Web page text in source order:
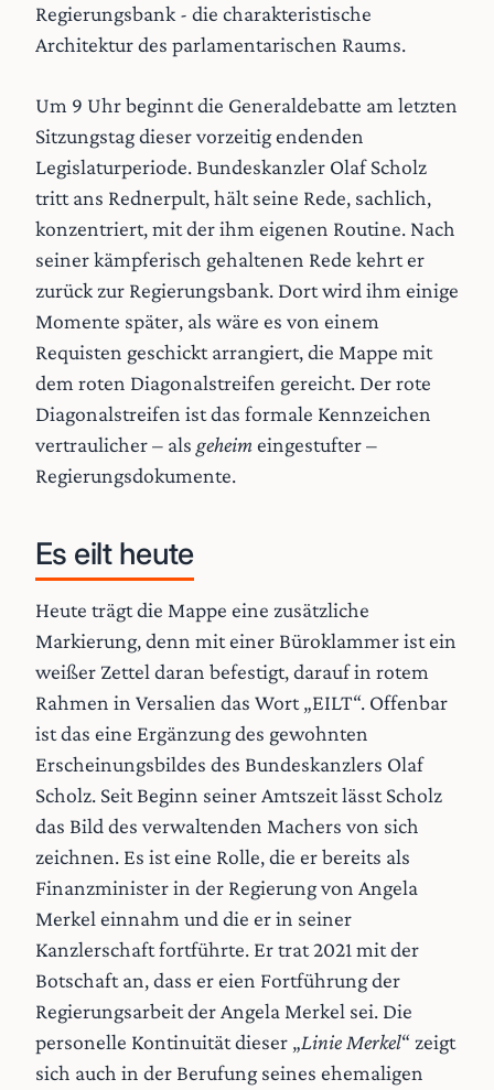
Regierungsbank - die charakteristische
Architektur des parlamentarischen Raums.
Um 9 Uhr beginnt die Generaldebatte am letzten
Sitzungstag dieser vorzeitig endenden
Legislaturperiode. Bundeskanzler Olaf Scholz
tritt ans Rednerpult, hält seine Rede, sachlich,
konzentriert, mit der ihm eigenen Routine. Nach
seiner kämpferisch gehaltenen Rede kehrt er
zurück zur Regierungsbank. Dort wird ihm einige
Momente später, als wäre es von einem
Requisten geschickt arrangiert, die Mappe mit
dem roten Diagonalstreifen gereicht. Der rote
Diagonalstreifen ist das formale Kennzeichen
vertraulicher – als geheimeingestufter –
Regierungsdokumente.
Es eilt heute
Heute trägt die Mappe eine zusätzliche
Markierung, denn mit einer Büroklammer ist ein
weißer Zettel daran befestigt, darauf in rotem
Rahmen in Versalien das Wort „EILT“. Offenbar
ist das eine Ergänzung des gewohnten
Erscheinungsbildes des Bundeskanzlers Olaf
Scholz. Seit Beginn seiner Amtszeit lässt Scholz
das Bild des verwaltenden Machers von sich
zeichnen. Es ist eine Rolle, die er bereits als
Finanzminister in der Regierung von Angela
Merkel einnahm und die er in seiner
Kanzlerschaft fortführte. Er trat 2021 mit der
Botschaft an, dass er eien Fortführung der
Regierungsarbeit der Angela Merkel sei. Die
personelle Kontinuität dieser „Linie Merkel“ zeigt
sich auch in der Berufung seines ehemaligen